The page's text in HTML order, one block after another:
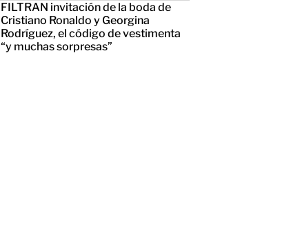
FILTRAN invitación de la boda de
Cristiano Ronaldo y Georgina
Rodríguez, el código de vestimenta
“y muchas sorpresas”